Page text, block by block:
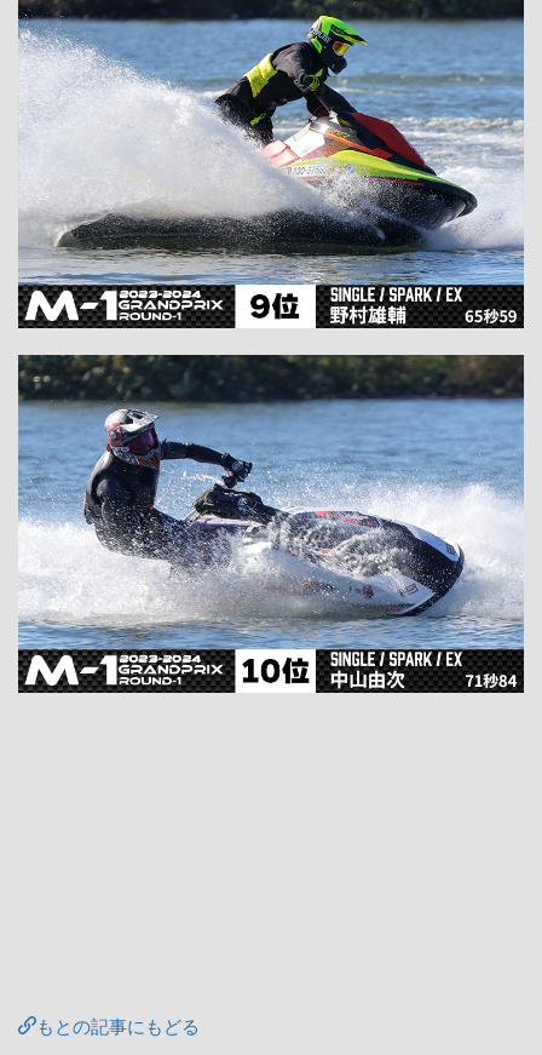
もとの記事にもどる